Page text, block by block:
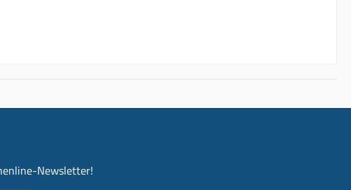
Newsletter!